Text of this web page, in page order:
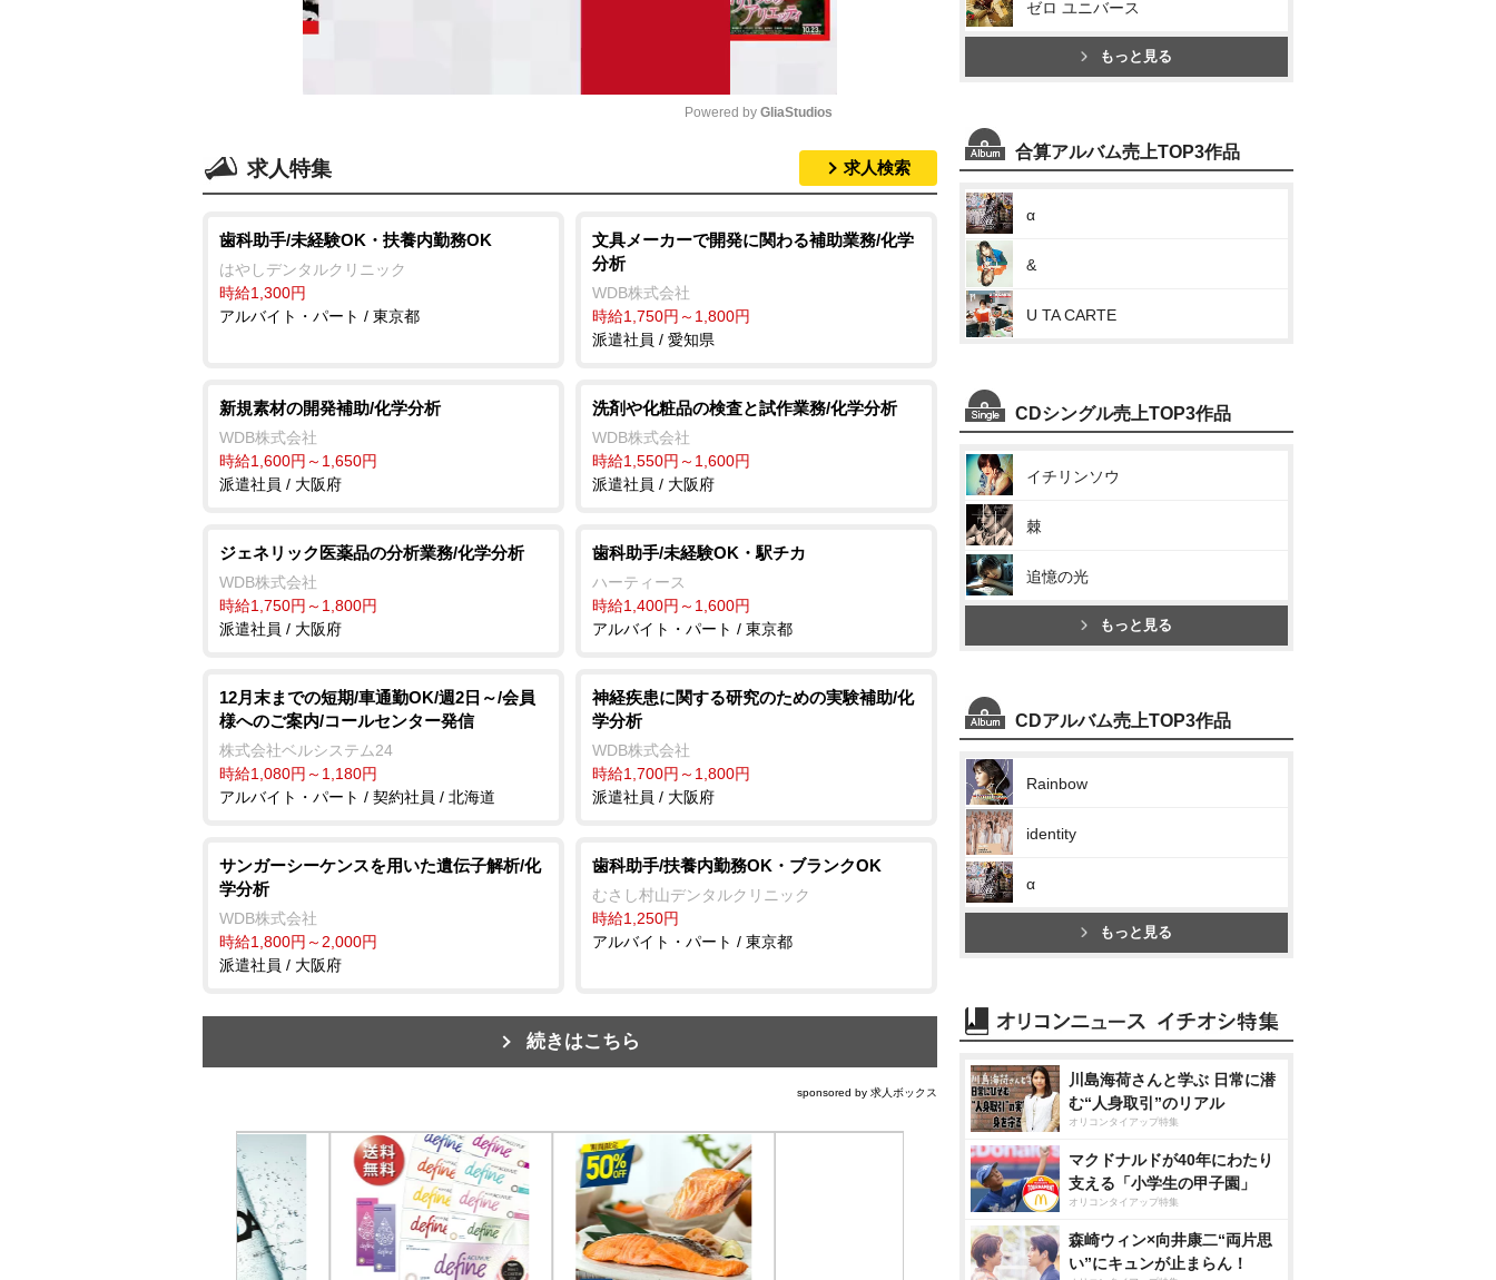
t
Powered by GliaStudios
求人特集 求人検索
歯科助手/未経験OK・扶養内勤務OK
はやしデンタルクリニック
時給1,300円
アルバイト・パート / 東京都
文具メーカーで開発に関わる補助業務/化学
分析
WDB株式会社
時給1,750円～1,800円
派遣社員 / 愛知県
新規素材の開発補助/化学分析
WDB株式会社
時給1,600円～1,650円
派遣社員 / 大阪府
洗剤や化粧品の検査と試作業務/化学分析
WDB株式会社
時給1,550円～1,600円
派遣社員 / 大阪府
ジェネリック医薬品の分析業務/化学分析
WDB株式会社
時給1,750円～1,800円
派遣社員 / 大阪府
歯科助手/未経験OK・駅チカ
ハーティース
時給1,400円～1,600円
アルバイト・パート / 東京都
12月末までの短期/車通勤OK/週2日～/会員
様へのご案内/コールセンター発信
株式会社ベルシステム24
時給1,080円～1,180円
アルバイト・パート / 契約社員 / 北海道
神経疾患に関する研究のための実験補助/化
学分析
WDB株式会社
時給1,700円～1,800円
派遣社員 / 大阪府
サンガーシーケンスを用いた遺伝子解析/化
学分析
WDB株式会社
時給1,800円～2,000円
派遣社員 / 大阪府
歯科助手/扶養内勤務OK・ブランクOK
むさし村山デンタルクリニック
時給1,250円
アルバイト・パート / 東京都
続きはこちら
sponsored by 求人ボックス
ゼロ ユニバース
もっと見る
合算アルバム売上TOP3作品
α
&
U TA CARTE
CDシングル売上TOP3作品
イチリンソウ
棘
追憶の光
もっと見る
CDアルバム売上TOP3作品
Rainbow
identity
α
もっと見る
川島海荷さんと学ぶ 日常に潜
む“人身取引”のリアル
オリコンタイアップ特集
マクドナルドが40年にわたり
支える「小学生の甲子園」
オリコンタイアップ特集
森崎ウィン×向井康二“両片思
い”にキュンが止まらん！